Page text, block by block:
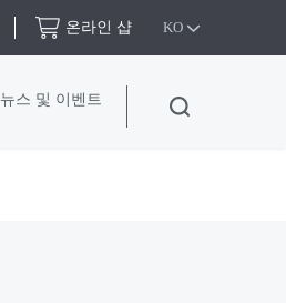
온라인 샵 KO
뉴스 및 이벤트